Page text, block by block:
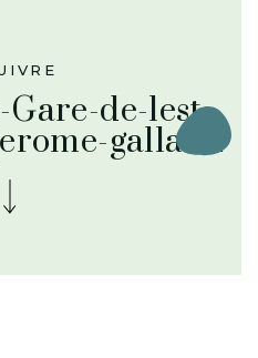
de-lest-
galland